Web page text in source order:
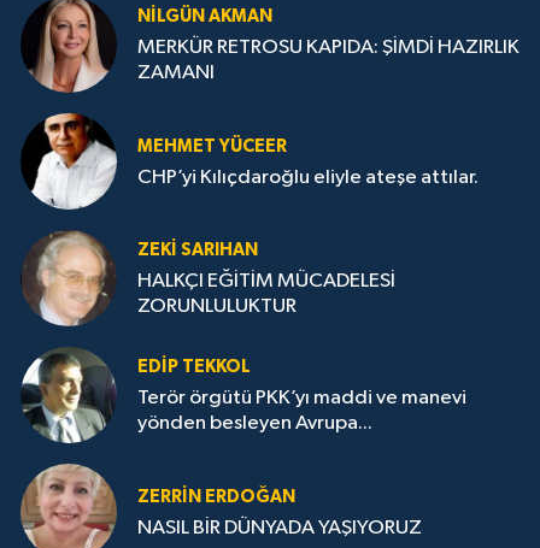
NILGÜN AKMAN
MERKÜR RETROSU KAPIDA: ŞİMDİ HAZIRLIK
ZAMANI
MEHMET YÜCEER
CHP’yi Kılıçdaroğlu eliyle ateşe attılar.
ZEKI SARIHAN
HALKÇI EĞİTİM MÜCADELESİ
ZORUNLULUKTUR
EDIP TEKKOL
Terör örgütü PKK’yı maddi ve manevi
yönden besleyen Avrupa...
ZERRIN ERDOĞAN
NASIL BİR DÜNYADA YAŞIYORUZ